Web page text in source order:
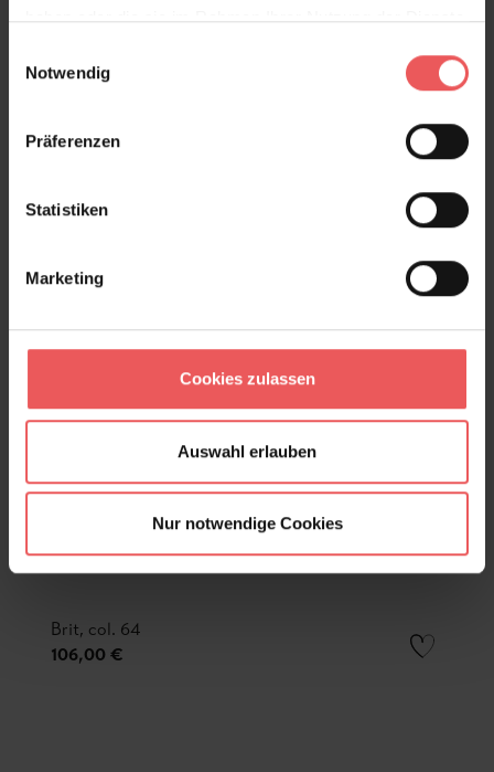
haben oder die sie im Rahmen Ihrer Nutzung der Dienste
Notwendig
Präferenzen
Statistiken
Marketing
Cookies zulassen
Auswahl erlauben
Nur notwendige Cookies
Brit, col. 54
106,00 €
Brit, col. 64
106,00 €